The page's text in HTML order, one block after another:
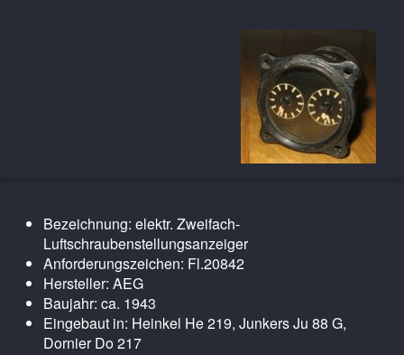
Bezeichnung: elektr. Zweifach-
Luftschraubenstellungsanzeiger
Anforderungszeichen: Fl.20842
Hersteller: AEG
Baujahr: ca. 1943
Eingebaut in: Heinkel He 219, Junkers Ju 88 G,
Dornier Do 217